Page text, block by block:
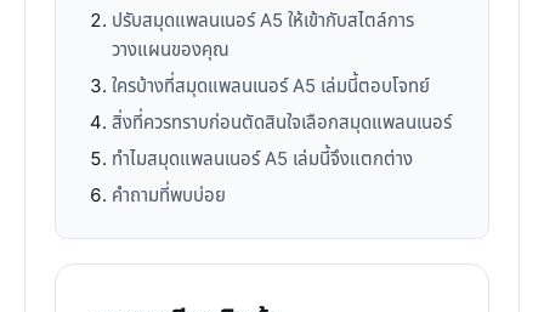
ปรับสมุดแพลนเนอร์ A5 ให้เข้ากับสไตล์การ
วางแผนของคุณ
ใครบ้างที่สมุดแพลนเนอร์ A5 เล่มนี้ตอบโจทย์
สิ่งที่ควรทราบก่อนตัดสินใจเลือกสมุดแพลนเนอร์
ทำไมสมุดแพลนเนอร์ A5 เล่มนี้จึงแตกต่าง
คำถามที่พบบ่อย